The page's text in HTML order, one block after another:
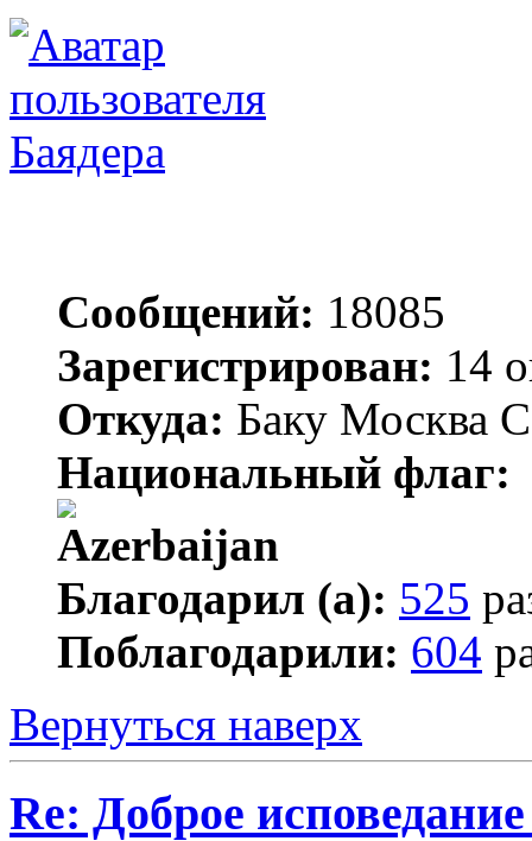
Баядера
Сообщений: 18085
Зарегистрирован: 14
Откуда: Баку Москва
Национальный флаг:
Благодарил (а): 525
Поблагодарили: 604
Вернуться наверх
Re: Доброе